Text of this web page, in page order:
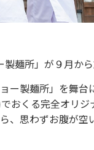
麺所」が９月から
ー製麺所」を舞台
おくる完全オリ
、思わずお腹が